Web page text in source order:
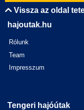
Vissza az oldal
hajoutak.hu
Rólunk
Team
Impresszum
Tengeri hajóútak